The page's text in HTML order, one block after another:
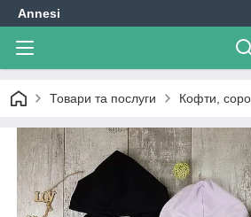
Annesi
Товари та послуги Кофти,